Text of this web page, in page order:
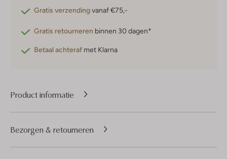
Gratis verzendingvanaf €75,-
Gratis retourneren binnen 30 dagen*
Betaal achteraf met Klarna
Product informatie
Bezorgen & retourneren